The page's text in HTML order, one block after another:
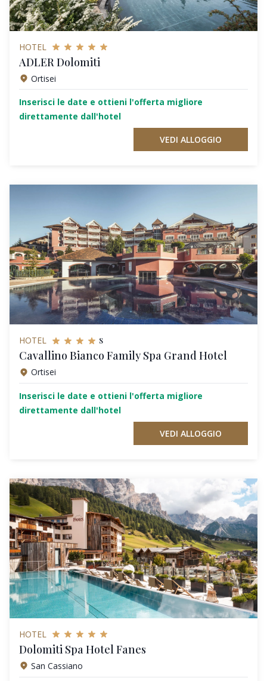
HOTEL
ADLER Dolomiti
Ortisei
Inserisci le date e ottieni l'offerta migliore
direttamente dall'hotel
VEDI ALLOGGIO
HOTEL s
Cavallino Bianco Family Spa Grand Hotel
Ortisei
Inserisci le date e ottieni l'offerta migliore
direttamente dall'hotel
VEDI ALLOGGIO
HOTEL
Dolomiti Spa Hotel Fanes
San Cassiano